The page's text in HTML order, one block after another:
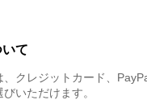
て
クレジットカード、
いただけます。